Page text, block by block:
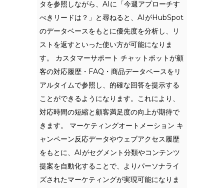
タを参照しながら、AIに「今週アプローチす
べきリードは？」と尋ねると、AIがHubSpot
のデータベースをもとに優先度を分析し、リ
ストを返すといった使い方が可能になりま
す。 カスタマーサポート チャットボットが顧
客の対応履歴・FAQ・商品データベースをリ
アルタイムで参照し、的確な回答を提示する
ことができるようになります。これにより、
対応時間の短縮と顧客満足度の向上が期待で
きます。 マーケティングオートメーション キ
ャンペーン反応データやウェブアクセス履歴
をもとに、AIがセグメント分類やコンテンツ
提案を自動化することで、よりパーソナライ
ズされたマーケティングが実現可能になりま